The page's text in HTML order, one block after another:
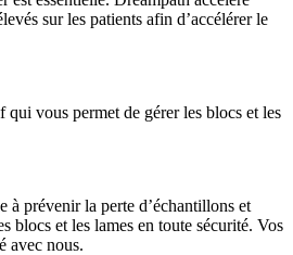
sur les patients afin d’accélérer le
vous permet de gérer les blocs et les
à prévenir la perte d’échantillons et
blocs et les lames en toute sécurité. Vos
avec nous.